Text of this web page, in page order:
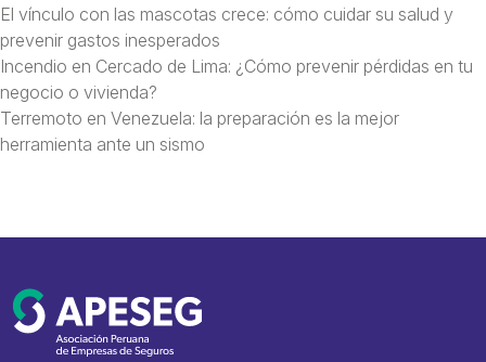
El vínculo con las mascotas crece: cómo cuidar su salud y
prevenir gastos inesperados
Incendio en Cercado de Lima: ¿Cómo prevenir pérdidas en tu
negocio o vivienda?
Terremoto en Venezuela: la preparación es la mejor
herramienta ante un sismo